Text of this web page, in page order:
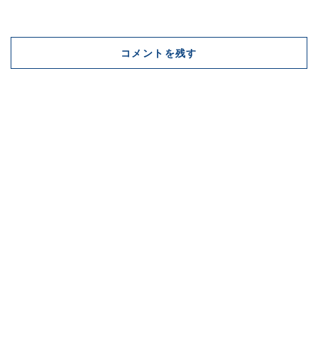
コメントを残す